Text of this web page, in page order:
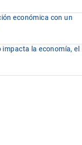
económica con un
la economía, el